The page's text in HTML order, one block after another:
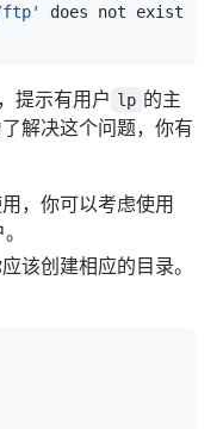
ftp'
提示有用户 lp 的主
解决这个问题，你有
，你可以考虑使用
该创建相应的目录。